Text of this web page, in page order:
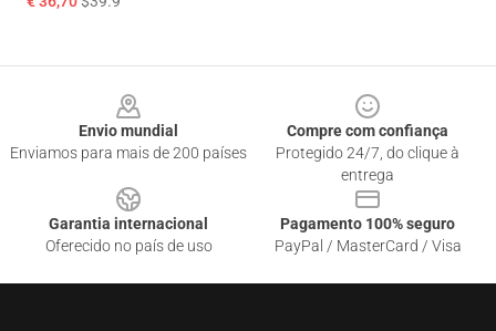
Envio mundial
Enviamos para mais de 200 países
Compre com confiança
Protegido 24/7, do clique à
entrega
Garantia internacional
Oferecido no país de uso
Pagamento 100% seguro
PayPal / MasterCard / Visa